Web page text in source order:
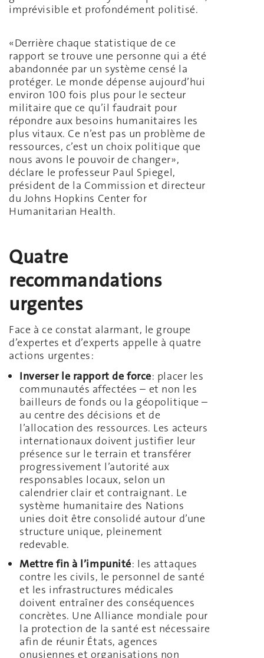
imprévisible et profondément politisé.
«Derrière chaque statistique de ce
rapport se trouve une personne qui a été
abandonnée par un système censé la
protéger. Le monde dépense aujourd’hui
environ 100 fois plus pour le secteur
militaire que ce qu’il faudrait pour
répondre aux besoins humanitaires les
plus vitaux. Ce n’est pas un problème de
ressources, c’est un choix politique que
nous avons le pouvoir de changer»,
déclare le professeur Paul Spiegel,
président de la Commission et directeur
du Johns Hopkins Center for
Humanitarian Health.
Quatre
recommandations
urgentes
Face à ce constat alarmant, le groupe
d’expertes et d’experts appelle à quatre
actions urgentes:
Inverser le rapport de force: placer les
communautés affectées – et non les
bailleurs de fonds ou la géopolitique –
au centre des décisions et de
l’allocation des ressources. Les acteurs
internationaux doivent justifier leur
présence sur le terrain et transférer
progressivement l’autorité aux
responsables locaux, selon un
calendrier clair et contraignant. Le
système humanitaire des Nations
unies doit être consolidé autour d’une
structure unique, pleinement
redevable.
Mettre fin à l’impunité: les attaques
contre les civils, le personnel de santé
et les infrastructures médicales
doivent entraîner des conséquences
concrètes. Une Alliance mondiale pour
la protection de la santé est nécessaire
afin de réunir États, agences
onusiennes et organisations non